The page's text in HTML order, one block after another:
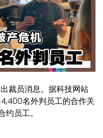
裁员消息。据科技网站
名外判员工的合作关
员工。